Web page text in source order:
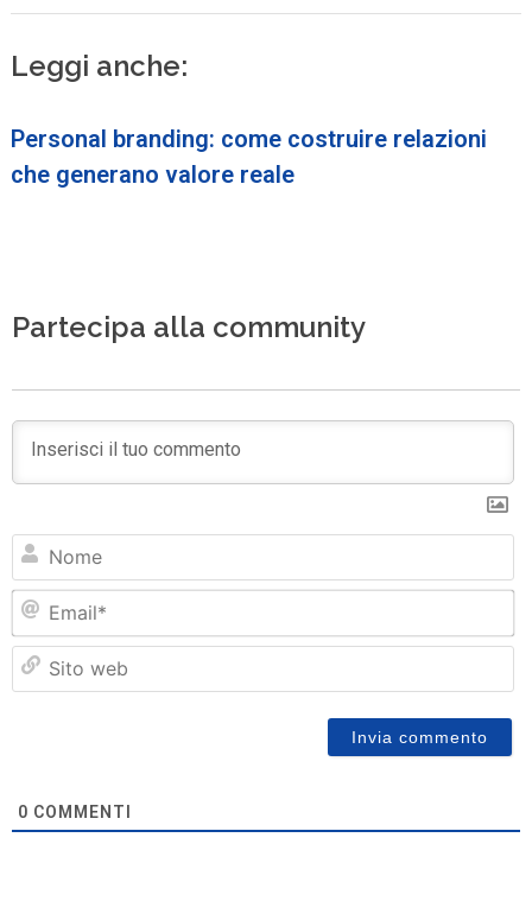
Leggi anche:
Personal branding: come costruire relazioni
che generano valore reale
Partecipa alla community
0 COMMENTI